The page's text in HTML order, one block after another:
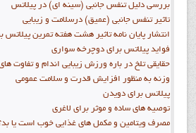
بررسی دلیل تنفس جانبی (سینه ای) در پیلاتس
تاثیر تنفس جانبی (عمیق) درسلامت و زیبایی
انتشار پايان نامه تاثیر هشت هفته تمرین پیلاتس
فواید پيلاتس برای دوچرخه سواری
حقایقی تلخ در باره ورزش زیبایی اندام و تفاوت
وزنه به منظور افزایش قدرت و سلامت عمومی
پیلاتس برای دویدن
توصیه های ساده و موثر برای لاغری
مصرف ویتامین و مکمل های غذایی خوب است یا